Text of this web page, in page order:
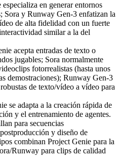
en generar entornos
Sora y Runway Gen-3 enfatizan la
de alta fidelidad con un fuerte
similar a la del
acepta entradas de texto o
jugables; Sora normalmente
fotorrealistas (hasta unos
demostraciones); Runway Gen-3
de texto/vídeo a vídeo para
se adapta a la creación rápida de
y el entrenamiento de agentes.
para secuencias
y diseño de
combinan Project Genie para la
Runway para clips de calidad